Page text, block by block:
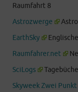
Raumfahrt 8
Astrozwerge
EarthSky
Raumfahrer.net
SciLogs
Skyweek Zwei